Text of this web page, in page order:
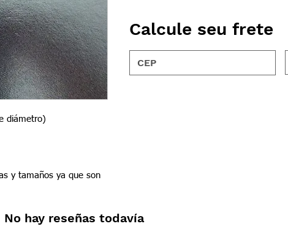
diámetro)
y tamaños ya que son
Calcule seu frete
No hay reseñas todavía